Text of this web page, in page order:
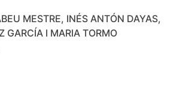
MESTRE, INÉS ANTÓN DAYAS,
GARCÍA I MARIA TORMO